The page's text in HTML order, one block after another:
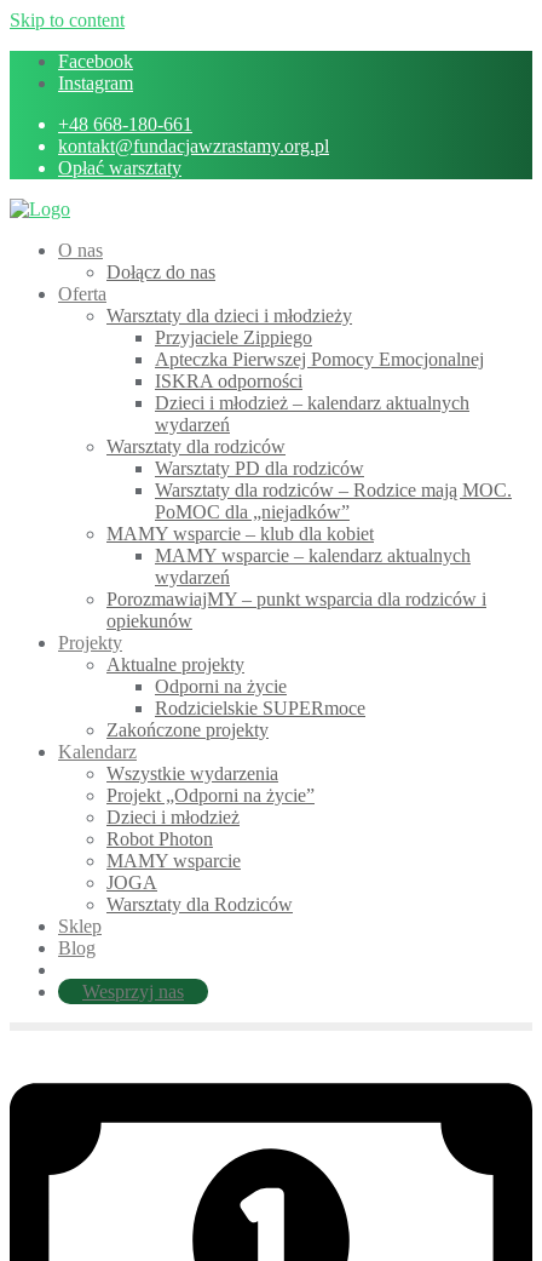
Skip to content
Facebook
Instagram
+48 668-180-661
kontakt@fundacjawzrastamy.org.pl
Opłać warsztaty
O nas
Dołącz do nas
Oferta
Warsztaty dla dzieci i młodzieży
Przyjaciele Zippiego
Apteczka Pierwszej Pomocy Emocjonalnej
ISKRA odporności
Dzieci i młodzież – kalendarz aktualnych
wydarzeń
Warsztaty dla rodziców
Warsztaty PD dla rodziców
Warsztaty dla rodziców – Rodzice mają MOC.
PoMOC dla „niejadków”
MAMY wsparcie – klub dla kobiet
MAMY wsparcie – kalendarz aktualnych
wydarzeń
PorozmawiajMY – punkt wsparcia dla rodziców i
opiekunów
Projekty
Aktualne projekty
Odporni na życie
Rodzicielskie SUPERmoce
Zakończone projekty
Kalendarz
Wszystkie wydarzenia
Projekt „Odporni na życie”
Dzieci i młodzież
Robot Photon
MAMY wsparcie
JOGA
Warsztaty dla Rodziców
Sklep
Blog
Wesprzyj nas